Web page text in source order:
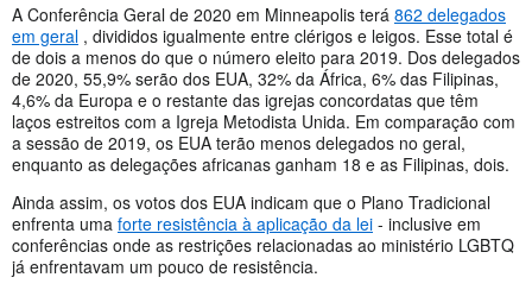
A Conferência Geral de 2020 em Minneapolis terá 862 delegados
em geral , divididos igualmente entre clérigos e leigos. Esse total é
de dois a menos do que o número eleito para 2019. Dos delegados
de 2020, 55,9% serão dos EUA, 32% da África, 6% das Filipinas,
4,6% da Europa e o restante das igrejas concordatas que têm
laços estreitos com a Igreja Metodista Unida. Em comparação com
a sessão de 2019, os EUA terão menos delegados no geral,
enquanto as delegações africanas ganham 18 e as Filipinas, dois.
Ainda assim, os votos dos EUA indicam que o Plano Tradicional
enfrenta uma forte resistência à aplicação da lei - inclusive em
conferências onde as restrições relacionadas ao ministério LGBTQ
já enfrentavam um pouco de resistência.